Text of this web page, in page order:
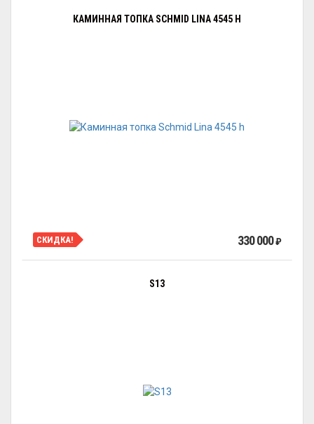
КАМИННАЯ ТОПКА SCHMID LINA 4545 H
СКИДКА! 330 000₽
S13